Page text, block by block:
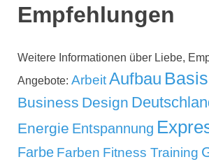
Empfehlungen
Weitere Informationen über Liebe,
Angebote: ArbeitAufbau
Business Design
Energie Entspannung
Farbe Farben Fitness Training